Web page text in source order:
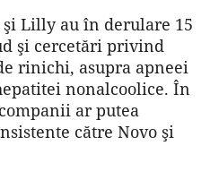
şi Lilly au în derulare 15
şi cercetări privind
rinichi, asupra apneei
nonalcoolice. În
ar putea
către Novo şi